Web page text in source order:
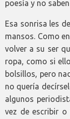
poesía y no
Esa sonrisa les
mansos. Como
volver a su ser
ropa, como si
bolsillos, pero
no quería
algunos
vez de escribir